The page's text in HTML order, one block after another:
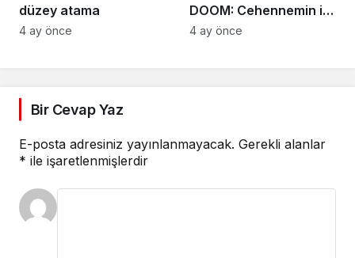
düzey atama
4 ay önce
DOOM: Cehennemin iki
efsanevi vizyonu
4 ay önce
Bir Cevap Yaz
E-posta adresiniz yayınlanmayacak. Gerekli alanlar
* ile işaretlenmişlerdir